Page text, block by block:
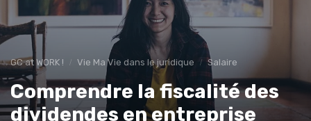
GC at WORK ! Vie Ma Vie dans le juridique Salaire
Comprendre la fiscalité des
dividendes en entreprise